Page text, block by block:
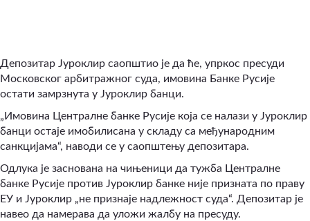
Депозитар Јуроклир саопштио је да ће, упркос пресуди
Московског арбитражног суда, имовина Банке Русије
остати замрзнута у Јуроклир банци.
„Имовина Централне банке Русије која се налази у Јуроклир
банци остаје имобилисана у складу са међународним
санкцијама“, наводи се у саопштењу депозитара.
Одлука је заснована на чињеници да тужба Централне
банке Русије против Јуроклир банке није призната по праву
ЕУ и Јуроклир „не признаје надлежност суда“. Депозитар је
навео да намерава да уложи жалбу на пресуду.